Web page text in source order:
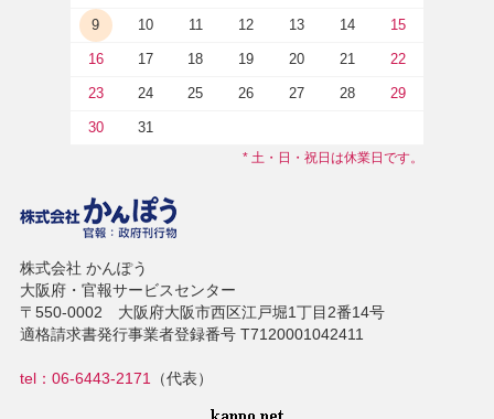
9 10 11 12 13 14 15
16 17 18 19 20 21 22
23 24 25 26 27 28 29
30 31
* 土・日・祝日は休業日です。
株式会社 かんぽう
大阪府・官報サービスセンター
〒550-0002 大阪府大阪市西区江戸堀1丁目2番14号
適格請求書発行事業者登録番号 T7120001042411
tel：06-6443-2171 （代表）